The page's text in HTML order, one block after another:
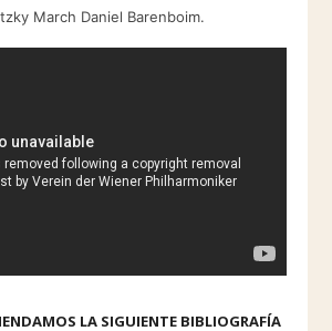
March Daniel Barenboim.
LA SIGUIENTE BIBLIOGRAFÍA